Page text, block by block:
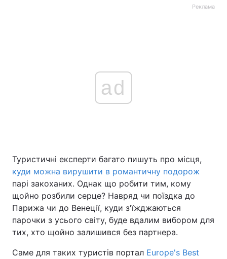
Головна Війна
Україна Політика
Економіка Світ
Реклама
ad
Туристичні експерти багато пишуть про місця,
куди можна вирушити в романтичну подорож
парі закоханих. Однак що робити тим, кому
щойно розбили серце? Навряд чи поїздка до
Парижа чи до Венеції, куди з'їжджаються
парочки з усього світу, буде вдалим вибором для
тих, хто щойно залишився без партнера.
Саме для таких туристів портал Europe's Best